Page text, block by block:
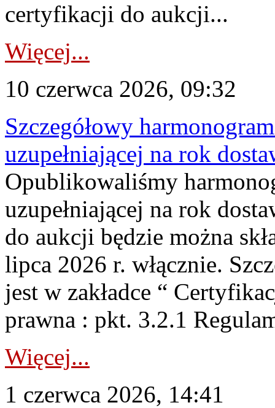
certyfikacji do aukcji...
Więcej...
10 czerwca 2026, 09:32
Szczegółowy
uzupełniającej na rok
Opublikowaliśmy
uzupełniającej na rok
do aukcji będzie można
lipca 2026 r. włącznie.
jest w zakładce “
prawna : pkt. 3.2.1
Więcej...
1 czerwca 2026, 14:41